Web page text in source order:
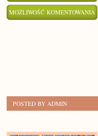
MOŻLIWOŚĆ KOMENTOWANIA
POSTED BY ADMIN